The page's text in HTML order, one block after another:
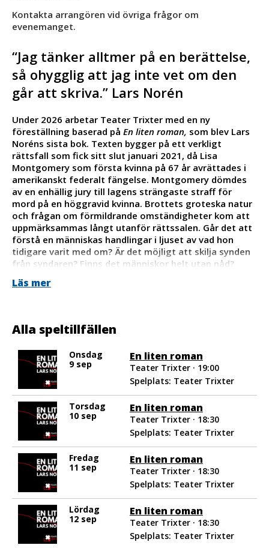
Kontakta arrangören vid övriga frågor om
evenemanget.
“Jag tänker alltmer på en berättelse,
så ohygglig att jag inte vet om den
går att skriva.” Lars Norén
Under 2026 arbetar Teater Trixter med en ny
föreställning baserad på En liten roman, som blev Lars
Noréns sista bok. Texten bygger på ett verkligt
rättsfall som fick sitt slut januari 2021, då Lisa
Montgomery som första kvinna på 67 år avrättades i
amerikanskt federalt fängelse. Montgomery dömdes
av en enhällig jury till lagens strängaste straff för
mord på en höggravid kvinna. Brottets groteska natur
och frågan om förmildrande omständigheter kom att
uppmärksammas långt utanför rättssalen. Går det att
förstå en människas handlingar i ljuset av vad hon
tidigare varit med om? Är det möjligt att skilja synden
från syndaren? Finns det människor helt utan nåd?
På scen: Kristin Falksten
Obs. Föreställningen innehåller starka beskrivningar av
Läs mer
Alla speltillfällen
Onsdag
9 sep
En liten roman
Teater Trixter · 19:00
Spelplats: Teater Trixter
Torsdag
10 sep
En liten roman
Teater Trixter · 18:30
Spelplats: Teater Trixter
Fredag
11 sep
En liten roman
Teater Trixter · 18:30
Spelplats: Teater Trixter
Lördag
12 sep
En liten roman
Teater Trixter · 18:30
Spelplats: Teater Trixter